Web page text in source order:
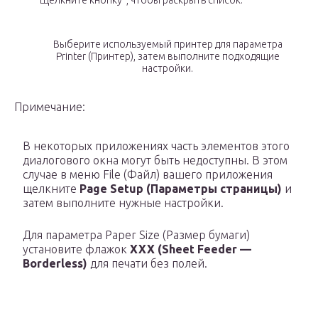
Выберите используемый принтер для параметра
Printer (Принтер), затем выполните подходящие
настройки.
Примечание:
В некоторых приложениях часть элементов этого
диалогового окна могут быть недоступны. В этом
случае в меню File (Файл) вашего приложения
щелкните Page Setup (Параметры страницы) и
затем выполните нужные настройки.
Для параметра Paper Size (Размер бумаги)
установите флажок XXX (Sheet Feeder —
Borderless) для печати без полей.